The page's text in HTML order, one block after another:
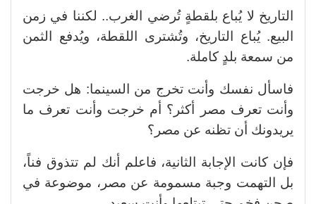
التاريخ لا يُباع بلقطةٍ تُرضي الغرب.. لكننا في زمن
البيع. يُباع التاريخ، وتُشترى اللقطة، ويُدفع الثمن
من سمعة بلدٍ كاملة.
فاسأل نفسك وأنت تخرج من السينما: هل خرجت
وأنت تعرف مصر أكثر؟ أم خرجت وأنت تعرف ما
يريدونك أن تظنه عن مصر؟
فإن كانت الإجابة الثانية، فاعلم أنك لم تتذوق فناً،
بل التهمت وجبة مسمومة عن مصر، موضوعة في